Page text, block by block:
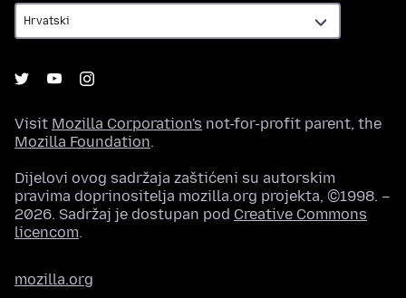
Visit Mozilla Corporation's not-for-profit parent, the
Mozilla Foundation.
Dijelovi ovog sadržaja zaštićeni su autorskim
pravima doprinositelja mozilla.org projekta, ©1998. –
2026. Sadržaj je dostupan pod Creative Commons
licencom.
mozilla.org